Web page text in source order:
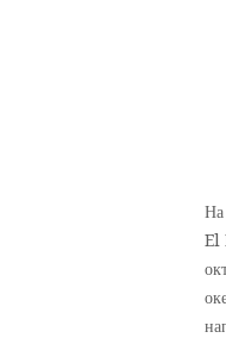
На
El